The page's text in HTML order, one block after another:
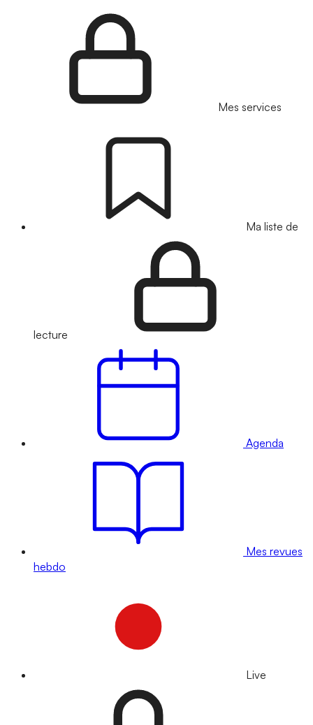
Mes services
Ma liste de
lecture
Agenda
Mes revues
hebdo
Live